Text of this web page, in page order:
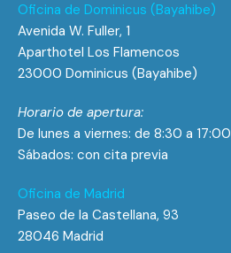
Oficina de Dominicus (Bayahibe)
Avenida W. Fuller, 1
Aparthotel Los Flamencos
23000 Dominicus (Bayahibe)
Horario de apertura:
De lunes a viernes: de 8:30 a 17:00
Sábados: con cita previa
Oficina de Madrid
Paseo de la Castellana, 93
28046 Madrid